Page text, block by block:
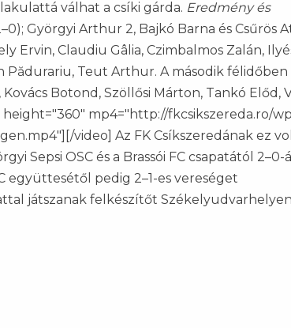
válhat a csíki gárda. Eredmény és
Györgyi Arthur 2, Bajkó Barna és Csűrös
Ervin, Claudiu Gâlia, Czimbalmos Zalán,
Pădurariu, Teut Arthur. A második félidőben
Botond, Szöllősi Márton, Tankó Előd,
height="360" mp4="http://fkcsikszereda.ro/
video] Az FK Csíkszeredának ez
Sepsi OSC és a Brassói FC csapatától 2–0-
együttesétől pedig 2–1-es vereséget
játszanak felkészítőt